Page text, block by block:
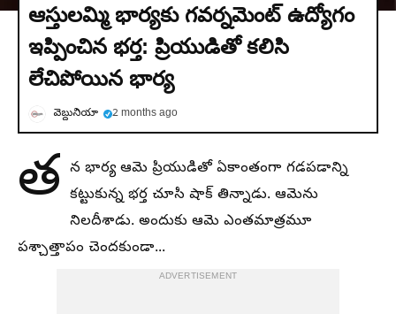
ఆస్తులమ్మి భార్యకు గవర్నమెంట్ ఉద్యోగం
ఇప్పించిన భర్త: ప్రియుడితో కలిసి
లేచిపోయిన భార్య
వెబ్దునియా 2 months ago
త న భార్య ఆమె ప్రియుడితో ఏకాంతంగా గడపడాన్ని
కట్టుకున్న భర్త చూసి షాక్ తిన్నాడు. ఆమెను
నిలదీశాడు. అందుకు ఆమె ఎంతమాత్రమూ
పశ్చాత్తాపం చెందకుండా...
ADVERTISEMENT